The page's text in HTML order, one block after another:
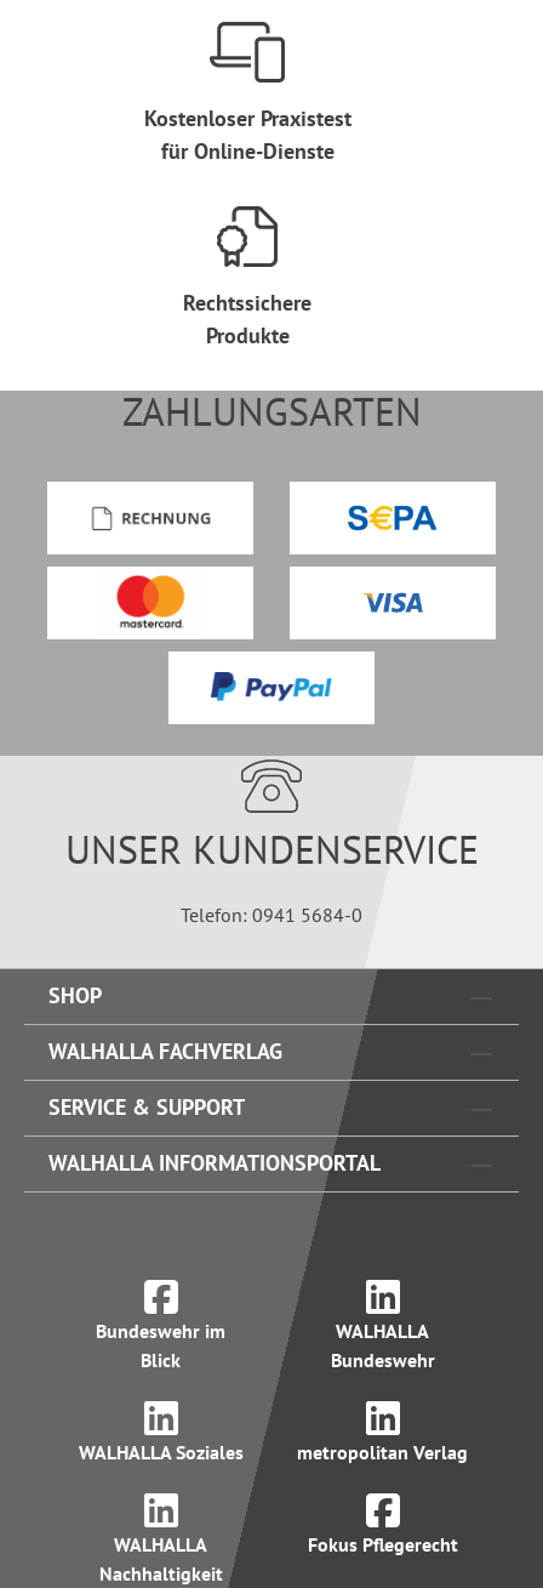
Kostenloser Praxistest
für Online-Dienste
Rechtssichere
Produkte
ZAHLUNGSARTEN
UNSER KUNDENSERVICE
Telefon: 0941 5684-0
SHOP
WALHALLA FACHVERLAG
SERVICE & SUPPORT
WALHALLA INFORMATIONSPORTAL
Bundeswehr im
Blick
WALHALLA
Bundeswehr
WALHALLA Soziales metropolitan Verlag
WALHALLA
Nachhaltigkeit
Fokus Pflegerecht